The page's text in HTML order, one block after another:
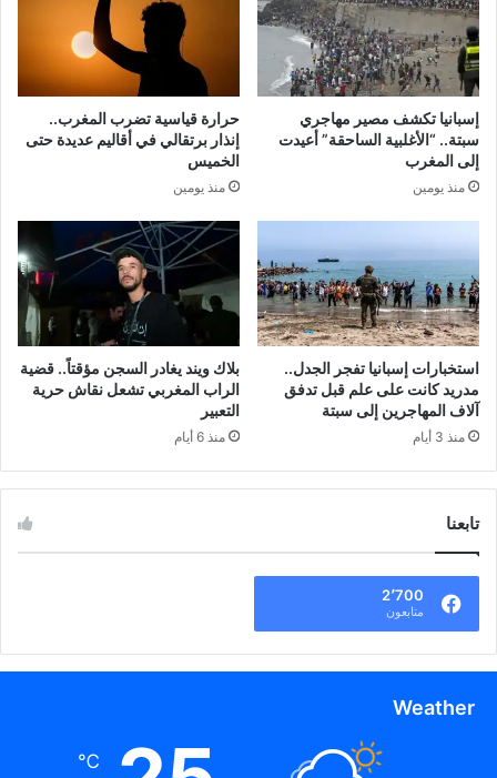
إسبانيا تكشف مصير مهاجري
سبتة.. “الأغلبية الساحقة” أعيدت
إلى المغرب
منذ يومين
حرارة قياسية تضرب المغرب..
إنذار برتقالي في أقاليم عديدة حتى
الخميس
منذ يومين
استخبارات إسبانيا تفجر الجدل..
مدريد كانت على علم قبل تدفق
آلاف المهاجرين إلى سبتة
منذ 3 أيام
بلاك ويند يغادر السجن مؤقتاً.. قضية
الراب المغربي تشعل نقاش حرية
التعبير
منذ 6 أيام
تابعنا
2٬700
متابعون
Weather
℃